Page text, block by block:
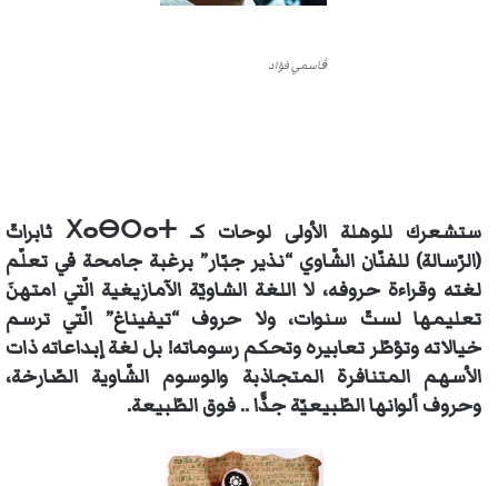
ڨاسمي فؤاد
ستشعرك للوهلة الأولى لوحات كـ ⵝⴰⴱⵔⴰⵜ ثابراتّ
(الرّسالة) للفنّان الشّاوي “نذير جبّار” برغبة جامحة في تعلّم
لغته وقراءة حروفه، لا اللغة الشاويّة الآمازيغية الّتي امتهنَ
تعليمها لستّ سنوات، ولا حروف “تيفيناغ” الّتي ترسم
خيالاته وتؤطّر تعابيره وتحكم رسوماته! بل لغة إبداعاته ذات
الأسهم المتنافرة المتجاذبة والوسوم الشّاوية الصّارخة،
وحروف ألوانها الطّبيعيّة جدًّا .. فوق الطّبيعة.